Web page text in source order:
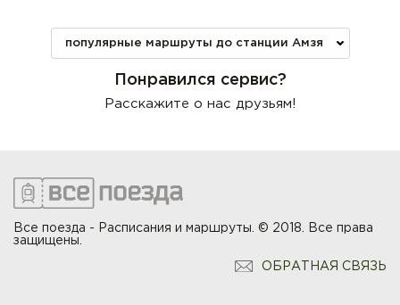
популярные маршруты до станции Амзя
Понравился сервис?
Расскажите о нас друзьям!
Все поезда - Расписания и маршруты. © 2018. Все права
защищены.
ОБРАТНАЯ СВЯЗЬ